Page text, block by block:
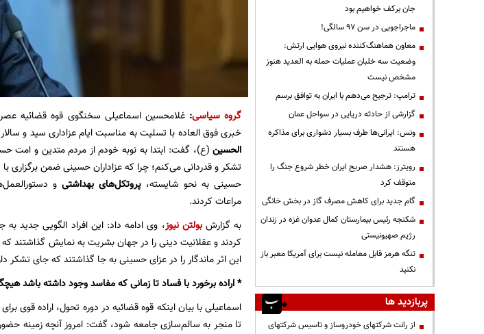
گروه سیاسی: غلامحسین اسماعیلی سخنگوی قوه قضائیه
خبری فوق العاده با تسلیت به مناسبت ایام عزاداری سید و
الحسین(ع)، گفت: ابتدا به نوبه خودم از مردم متدین و امت
تشکر و قدردانی می‌کنم؛ چرا که عزاداران حسینی ضمن برگزاری
حسینی به نحو شایسته، پروتکل‌های بهداشتیو
مراعات کردند.
به گزارشبولتن نیوز، وی ادامه داد: این افراد الگویی جدید به
کردند و عقلانیت دینی را در جهان بشریت به نمایش گذاشتند
این اثر ماندگار را در عزای حسینی به جا گذاشتند که جای تشکر
* اراده برخورد با فساد تا زمانی که مفاسد وجود داشته باشد
اسماعیلی با بیان اینکه قوه قضائیه در دوره تحول، اراده قوی
تا منجر به سالم‌سازی جامعه شود، گفت: امروز آنچه زمینه
جان برکف خواهیم بود
ماجراجویی در سن ۹۷ سالگی!
معاون هماهنگ‌کننده نیروی هوایی ارتش:
وضعیت سه خلبان عملیات حمله به العدید هنوز
مشخص نیست
ترامپ: ترجیح می‌دهم با ایران به توافق برسم
گزارشی از حادثه دریایی در سواحل عمان
ونس: ایرانی‌ها طرف بسیار دشواری برای مذاکره
هستند
رویترز: هشدار صریح ایران خطر شروع جنگ را
متوقف کرد
گام جدید برای کاهش مصرف گاز در بخش خانگی
شکنجه رئیس بیمارستان کمال عدوان غزه در زندان
رژیم صهیونیستی
تنگه هرمز قابل معامله نیست برای آمریکا معبر باز
نکنید
پربازدید ها
از رانت‌ شرکتهای خودروساز و تاسیس شرکتهای